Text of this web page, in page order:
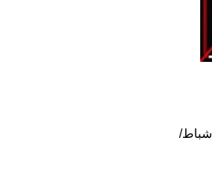
يأتي انتشار المقطع فيما تتبادل إسرائيل وإيران الهجمات منذ بدء الحرب الأميركية الإسرائيلية المشتركة على الجمهورية الاسلامية في 28 شباط/